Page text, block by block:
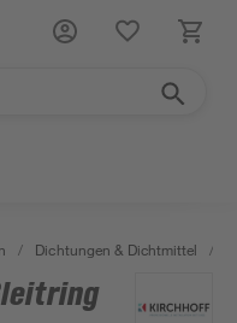
/ Dichtungen & Dichtmittel /